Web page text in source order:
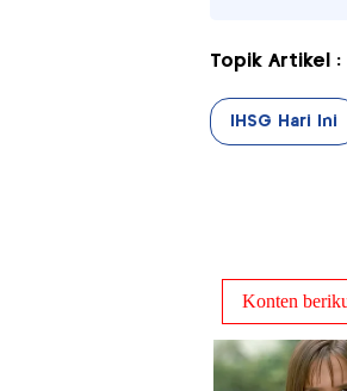
Topik Artikel :
IHSG Hari Ini